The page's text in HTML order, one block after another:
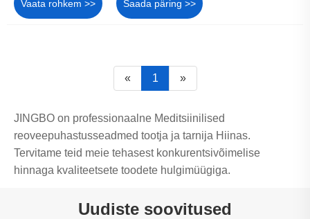
Vaata rohkem >> Saada päring >>
« 1 »
JINGBO on professionaalne Meditsiinilised
reoveepuhastusseadmed tootja ja tarnija Hiinas.
Tervitame teid meie tehasest konkurentsivõimelise
hinnaga kvaliteetsete toodete hulgimüügiga.
Uudiste soovitused